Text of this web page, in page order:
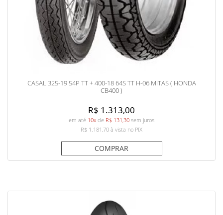
CASAL 325-19 54P TT + 400-18 64S TT H-06 MITAS ( HONDA
CB400 )
R$ 1.313,00
em até 10x de R$ 131,30 sem juros
R$ 1.181,70 à vista no PIX
COMPRAR